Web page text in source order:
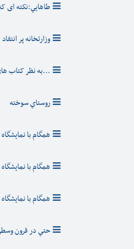
طاهايي:نکته ای
وزارتخانه پر انتقاد
...به نظر کتاب
روستاي سوخته
همگام با نمايشگاه
همگام با نمايشگاه
همگام با
حتي در قرون